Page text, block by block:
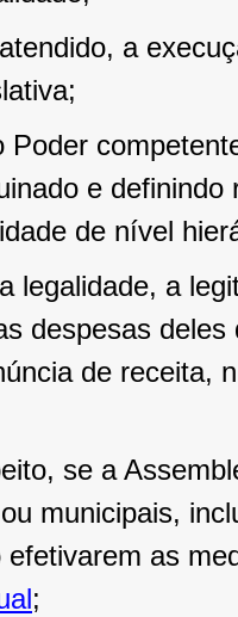
a
Poder
e
de nível
legalidade, a
despesas
de receita,
se a
municipais,
efetivarem as
;